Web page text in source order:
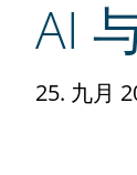
AI
25. 九月